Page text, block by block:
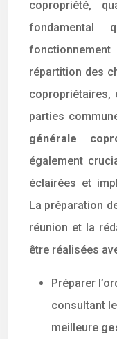
copropriété,
répartition des
copropriétaires,
parties
générale
également
éclairées et
La préparation
réunion et la
être réalisées
Préparer
consultant
meilleure